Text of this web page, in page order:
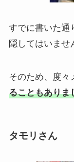
すでに書いた通
隠してはいませ
そのため、度々
ることもありま
タモリさん